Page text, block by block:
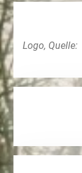
Logo, Quelle: